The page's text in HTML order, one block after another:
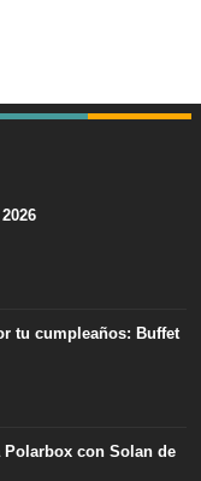
tu cumpleaños: Buffet
Polarbox con Solan de